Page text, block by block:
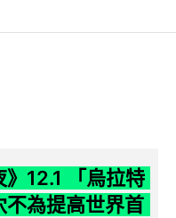
》12.1 「烏拉特
不為提高世界首